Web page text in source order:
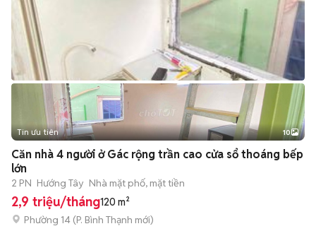
+2
Tin ưu tiên 10
Căn nhà 4 người ở Gác rộng trần cao cửa sổ thoáng bếp
lớn
2 PN Hướng Tây Nhà mặt phố, mặt tiền
2,9 triệu/tháng120 m²
Phường 14 (P. Bình Thạnh mới)